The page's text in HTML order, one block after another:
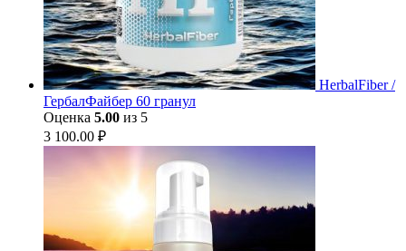
HerbalFiber /
ГербалФайбер 60 гранул
Оценка 5.00 из 5
3 100.00 ₽